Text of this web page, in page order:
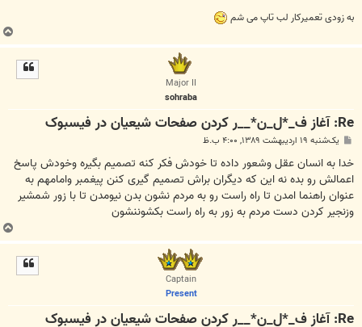
به زودی تعمیرکار لب تاپ می شم
Major II
sohraba
Re: آغاز ف_*ل_ن*__ر کردن صفحات شیعیان در فیس‏بوک
ت
یک‌شنبه ۱۹ اردیبهشت ۱۳۸۹, ۴:۰۰ ب.ظ
خدا به انسان عقل وشعور داده تا خودش فکر کنه تصمیم بگیره وخودش پاسخ
اعمالش رو بده نه این که دیگران براش تصمیم گیری کنن پیغمبر وامامهم به
عنوان راهنما امدن تا راه راست رو به مردم نشون بدن نیومدن تا با زور شمشیر
وزنجیر کردن دست مردم به زور به راه راست بکشوننشون
Captain
Present
Re: آغاز ف_*ل_ن*__ر کردن صفحات شیعیان در فیس‏بوک